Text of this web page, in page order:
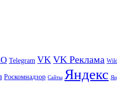
Telegram VK VK Реклама
Роскомнадзор Сайты Яндекс